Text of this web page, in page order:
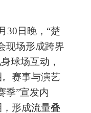
30日晚，“楚
现场形成跨界
球场互动，
赛事与演艺
季”宣发内
形成流量叠